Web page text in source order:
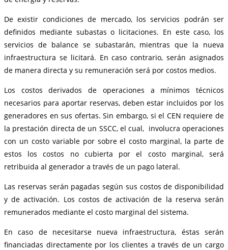
De existir condiciones de mercado, los servicios podrán ser
definidos mediante subastas o licitaciones. En este caso, los
servicios de balance se subastarán, mientras que la nueva
infraestructura se licitará. En caso contrario, serán asignados
de manera directa y su remuneración será por costos medios.
Los costos derivados de operaciones a mínimos técnicos
necesarios para aportar reservas, deben estar incluidos por los
generadores en sus ofertas. Sin embargo, si el CEN requiere de
la prestación directa de un SSCC, el cual, involucra operaciones
con un costo variable por sobre el costo marginal, la parte de
estos los costos no cubierta por el costo marginal, será
retribuida al generador a través de un pago lateral.
Las reservas serán pagadas según sus costos de disponibilidad
y de activación. Los costos de activación de la reserva serán
remunerados mediante el costo marginal del sistema.
En caso de necesitarse nueva infraestructura, éstas serán
financiadas directamente por los clientes a través de un cargo